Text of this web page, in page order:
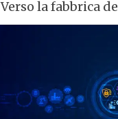
la fabbrica